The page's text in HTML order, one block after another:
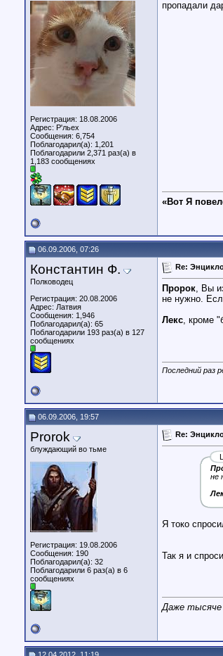
Регистрация: 18.08.2006
Адрес: Р'льех
Сообщения: 6,754
Поблагодарил(а): 1,201
Поблагодарили 2,371 раз(а) в
1,183 сообщениях
пропадали
«Вот Я
06.09.2006, 07:26
Константин Ф.
Полководец
Регистрация: 20.08.2006
Адрес: Латвия
Сообщения: 1,946
Поблагодарил(а): 65
Поблагодарили 193 раз(а) в 127
сообщениях
Re:
Пророк, Вы
не нужно.
Лекс, кроме
Последний раз
06.09.2006, 19:57
Prorok
блуждающий во тьме
Регистрация: 19.08.2006
Сообщения: 190
Поблагодарил(а): 32
Поблагодарили 6 раз(а) в 6
сообщениях
Re:
не
Я токо
Так я и
Даже тысяче